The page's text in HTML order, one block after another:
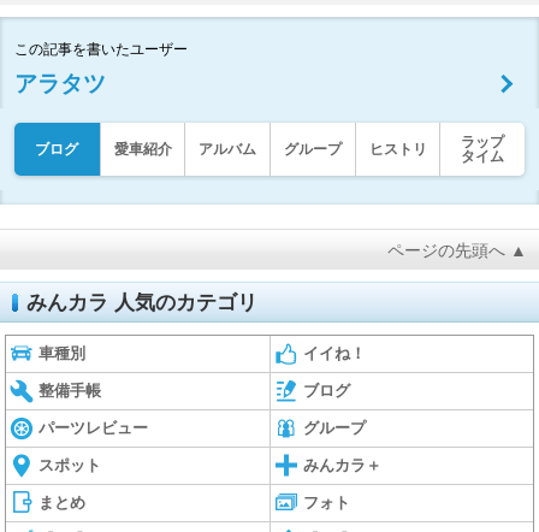
この記事を書いたユーザー
アラタツ
ブログ 愛車紹介 アルバム グループ ヒストリ
ラップ
タイム
ページの先頭へ ▲
みんカラ 人気のカテゴリ
車種別 イイね！
整備手帳 ブログ
パーツレビュー グループ
スポット みんカラ＋
まとめ フォト